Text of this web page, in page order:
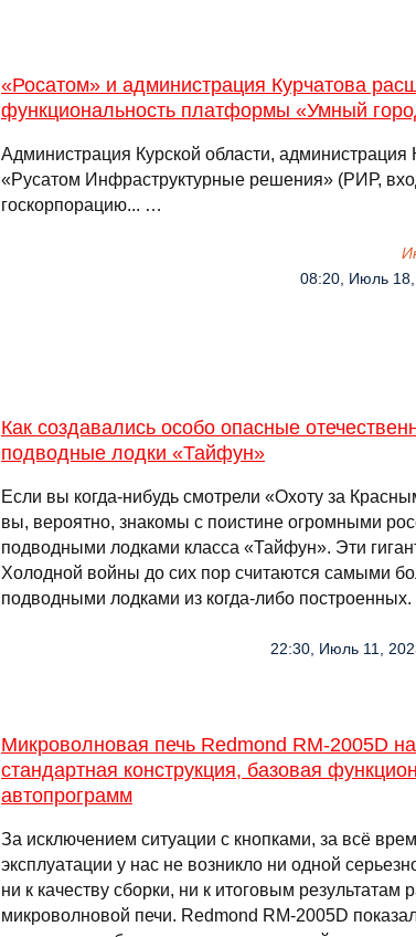
«Росатом» и администрация Курчатова
функциональность платформы «Умный
Администрация Курской области, администрация
«Русатом Инфраструктурные решения» (РИР,
госкорпорацию... …
08:20, Июль
Как создавались особо опасные
подводные лодки «Тайфун»
Если вы когда-нибудь смотрели «Охоту за
вы, вероятно, знакомы с поистине огромными
подводными лодками класса «Тайфун». Эти
Холодной вoйны до сих пор считаются самыми
подводными лодками из когда-либо
22:30, Июль 11,
Микроволновая печь Redmond RM-2005D
стандартная конструкция, базовая
автопрограмм
За исключением ситуации с кнопками, за всё
эксплуатации у нас не возникло ни одной
ни к качеству сборки, ни к итоговым результатам
микроволновой печи. Redmond RM-2005D